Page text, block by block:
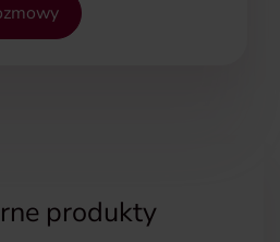
produkty